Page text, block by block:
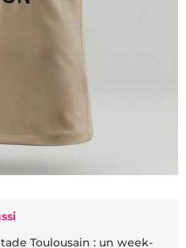
Toulousain : un week-